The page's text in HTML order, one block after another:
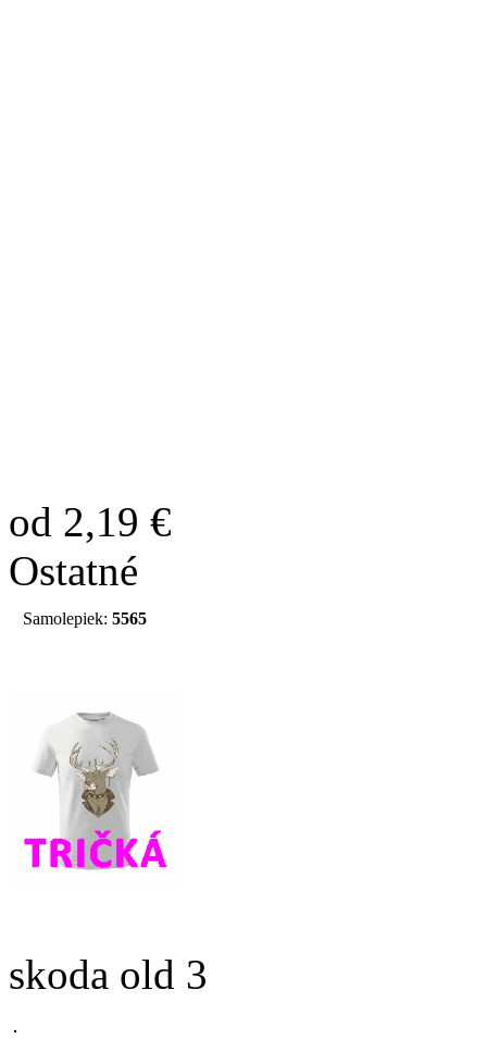
od 2,19 €
Ostatné
Samolepiek: 5565
skoda old 3